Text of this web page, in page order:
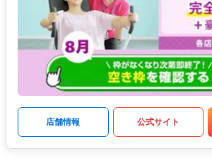
店舗情報 公式サイト